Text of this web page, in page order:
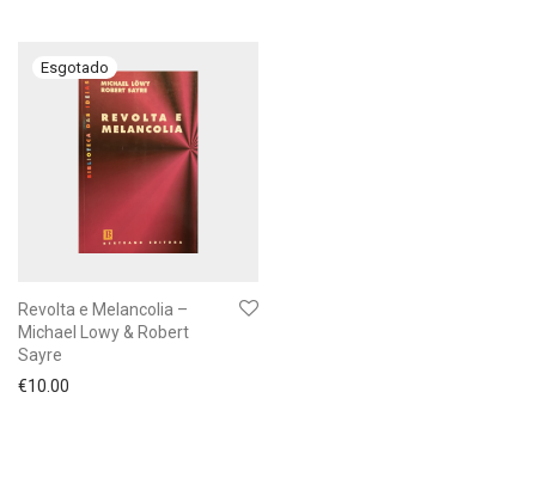
Revolta e Melancolia –
Michael Lowy & Robert
Sayre
€10.00